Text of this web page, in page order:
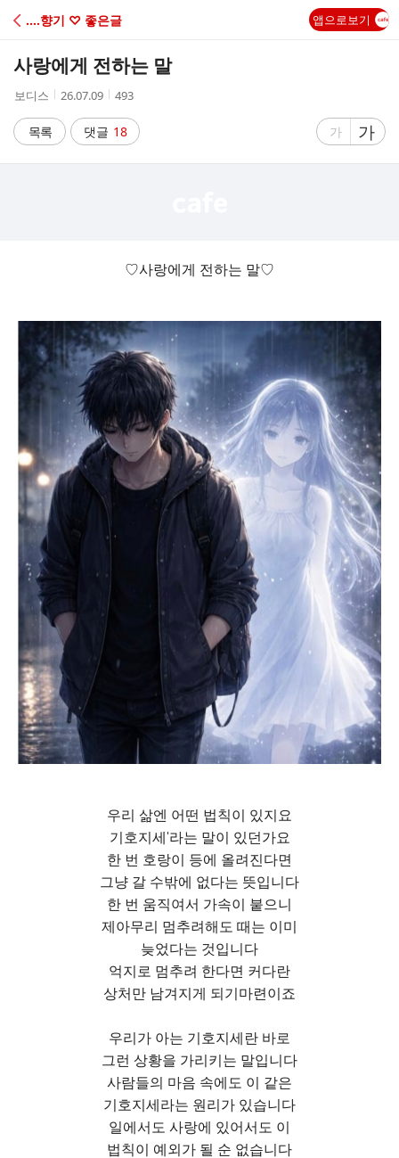
C
‥‥향기 ♡ 좋은글 앱으로보기
사랑에게 전하는 말
작
자
보디스
작
시
간
26.07.09
조
수
493
목록 댓글 18
글
가
글
자
가
♡사랑에게 전하는 말♡
우리 삶엔 어떤 법칙이 있지요
기호지세'라는 말이 있던가요
한 번 호랑이 등에 올려진다면
그냥 갈 수밖에 없다는 뜻입니다
한 번 움직여서 가속이 붙으니
제아무리 멈추려해도 때는 이미
늦었다는 것입니다
억지로 멈추려 한다면 커다란
상처만 남겨지게 되기마련이죠
우리가 아는 기호지세란 바로
그런 상황을 가리키는 말입니다
사람들의 마음 속에도 이 같은
기호지세라는 원리가 있습니다
일에서도 사랑에 있어서도 이
법칙이 예외가 될 순 없습니다